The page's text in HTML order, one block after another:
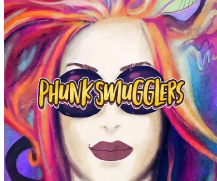
Pagina externă
Pagina externă
Pagina externă
PS Phunk Smugglers
Pagina externă
Pagina externă Pagina externă
Pagina
externă
Pagina externă